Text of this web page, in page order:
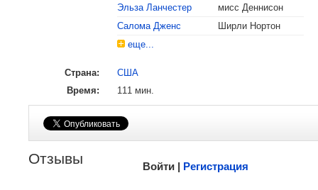
Эльза Ланчестер
мисс Деннисон
Салома Дженс
Ширли Нортон
еще...
Страна:
США
Время:
111 мин.
Золотой глобус
Отзывы Войти | Регистрация